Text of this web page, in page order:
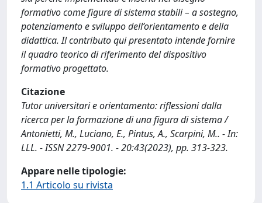
formativo come figure di sistema stabili – a sostegno,
potenziamento e sviluppo dell’orientamento e della
didattica. Il contributo qui presentato intende fornire
il quadro teorico di riferimento del dispositivo
formativo progettato.
Citazione
Tutor universitari e orientamento: riflessioni dalla
ricerca per la formazione di una figura di sistema /
Antonietti, M., Luciano, E., Pintus, A., Scarpini, M.. - In:
LLL. - ISSN 2279-9001. - 20:43(2023), pp. 313-323.
Appare nelle tipologie:
1.1 Articolo su rivista